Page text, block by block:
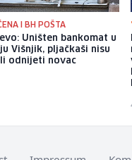
I BH POŠTA
Uništen bankomat u
Višnjik, pljačkaši nisu
odnijeti novac